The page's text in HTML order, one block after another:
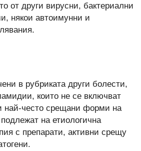
от други вирусни, бактериални
някои автоимунни и
в рубриката други болести,
които не се включват
най-често срещани форми на
на етиологична
с препарати, активни срещу